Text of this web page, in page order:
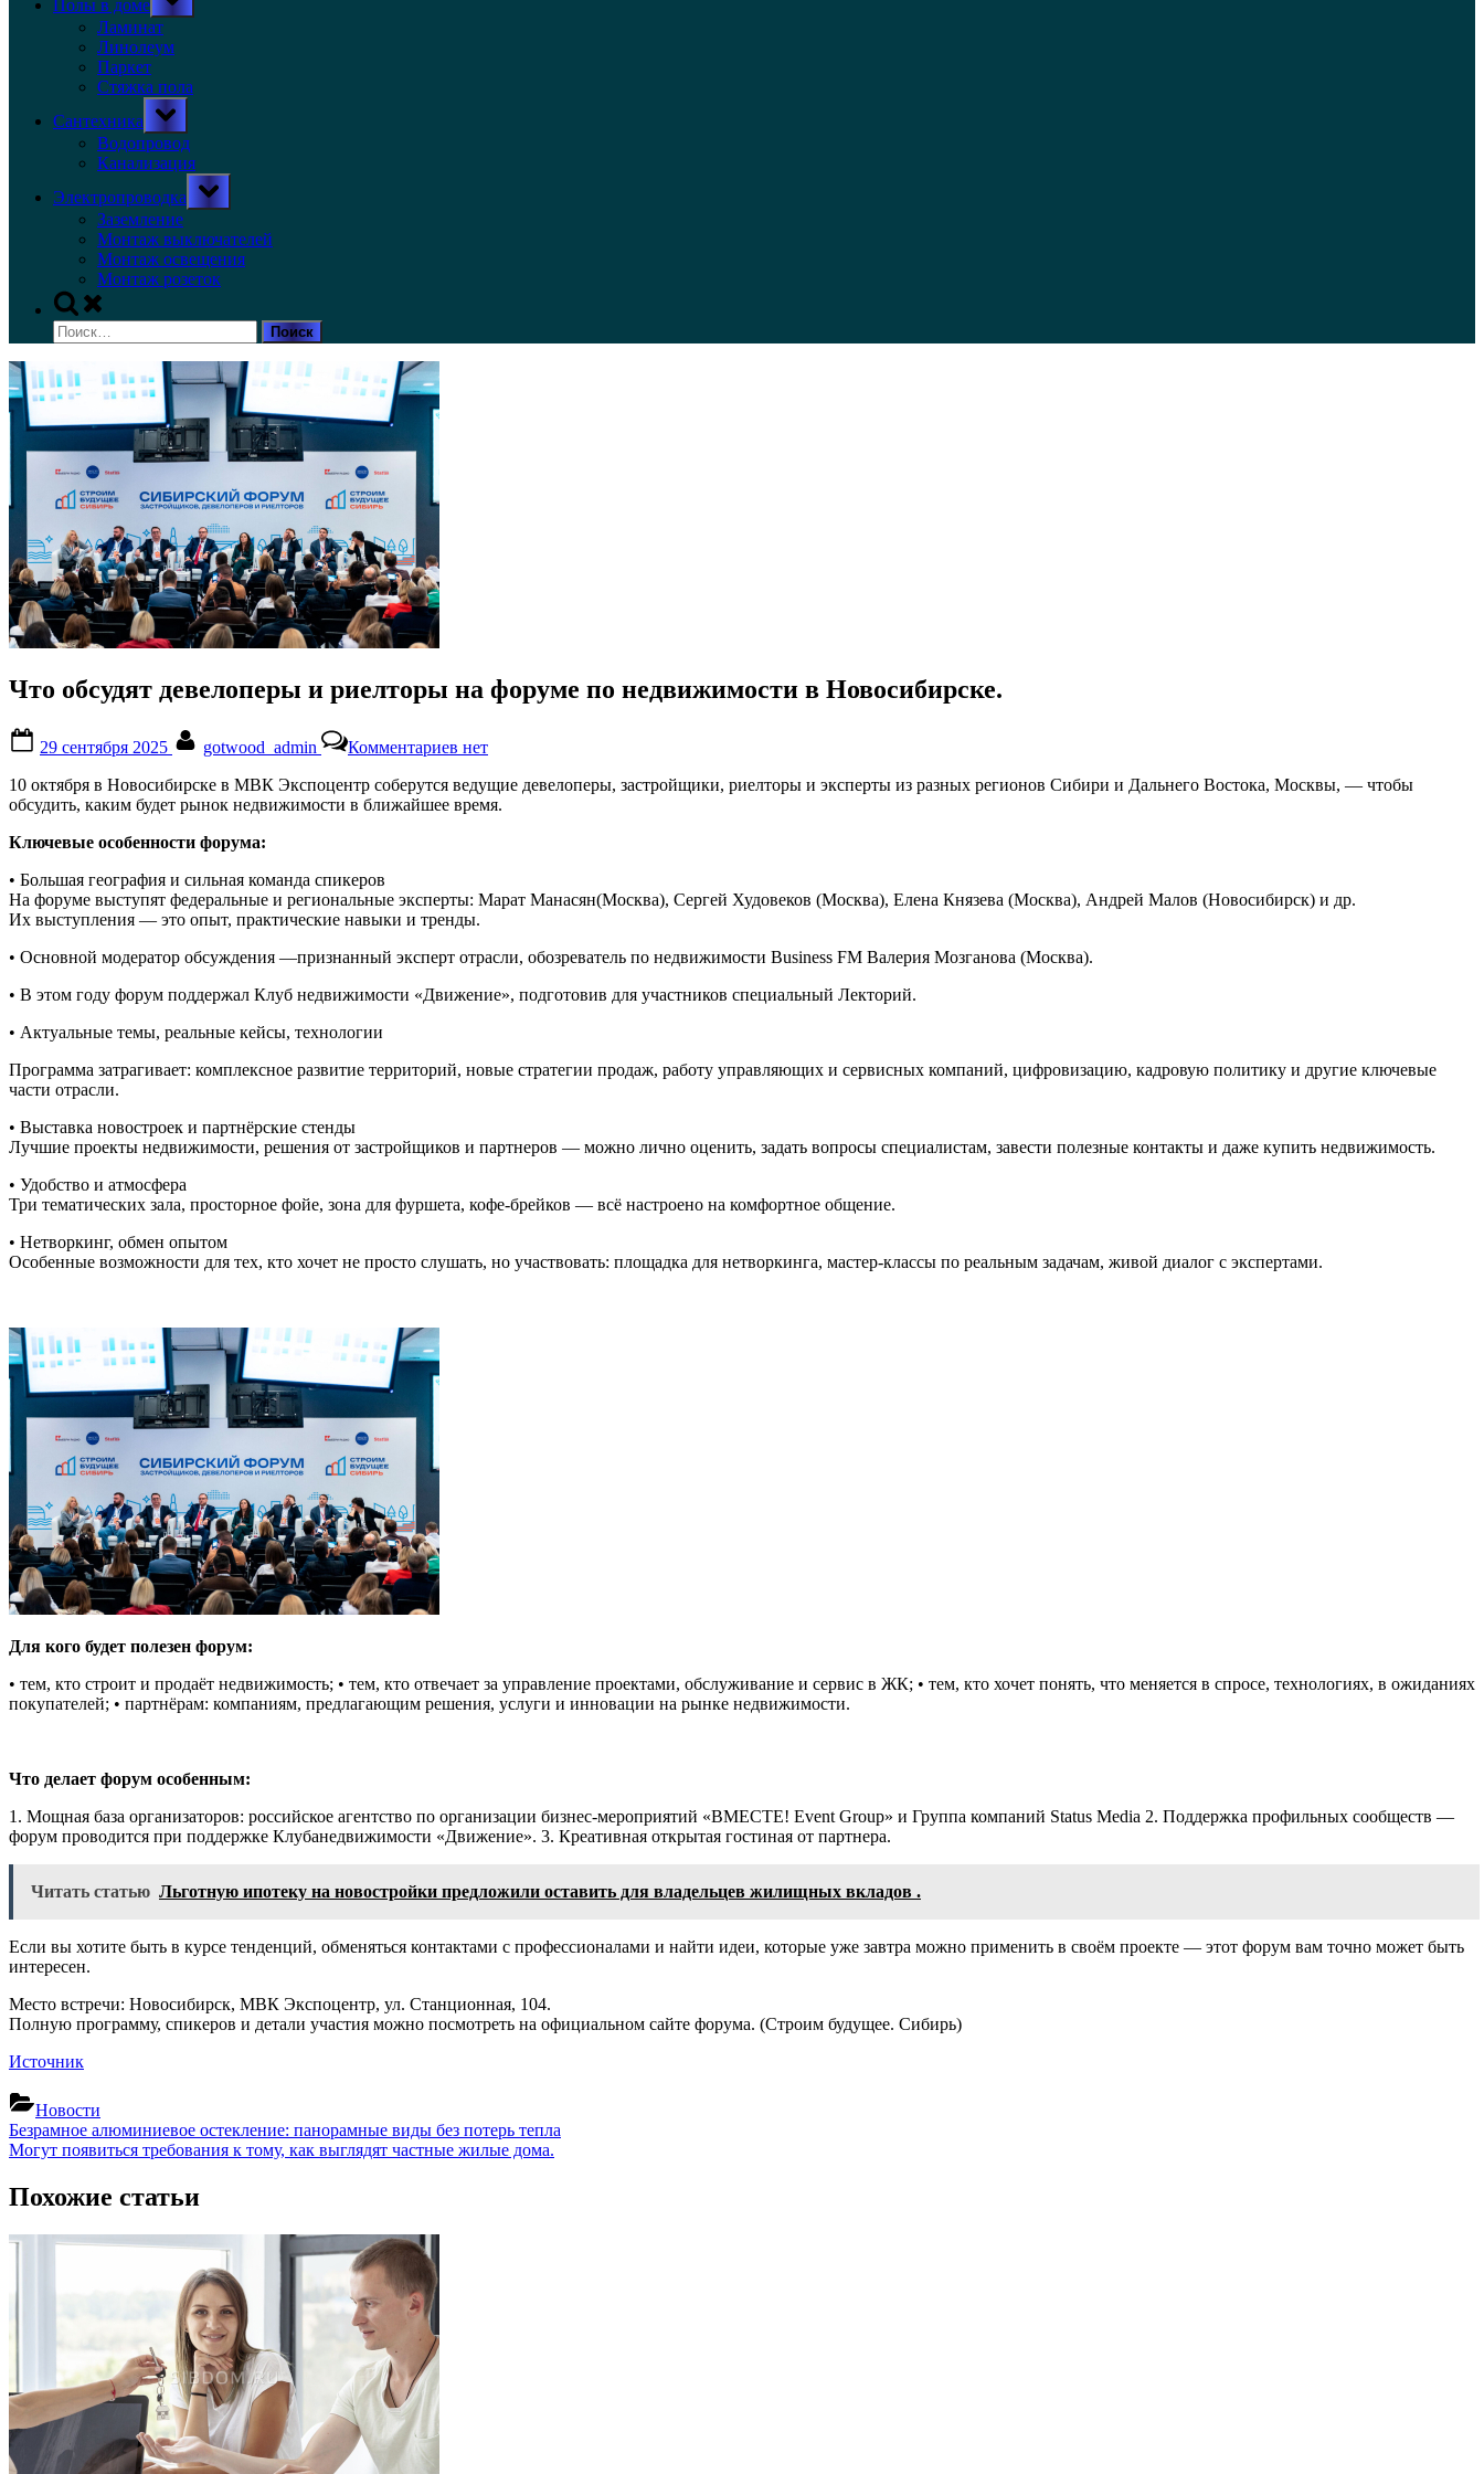
Полы в доме
sub-
menu
Ламинат
Линолеум
Паркет
Стяжка пола
Сантехника
Toggle
sub-
menu
Водопровод
Канализация
Электропроводка
Toggle
sub-
Заземление
Монтаж выключателей
Монтаж освещения
Монтаж розеток
Toggle
search
form
Найти:
Что обсудят девелоперы и риелторы на форуме по недвижимости в Новосибирске.
on
29 сентября 2025 gotwood_admin Комментариевзаписи
обсудят
девелоперы
форуме
по
недвижимости
в
нет
10 октября в Новосибирске в МВК Экспоцентр соберутся ведущие девелоперы, застройщики, риелторы и эксперты из разных регионов Сибири и Дальнего Востока, Москвы, — чтобы
обсудить, каким будет рынок недвижимости в ближайшее время.
Ключевые особенности форума:
• Большая география и сильная команда спикеров
На форуме выступят федеральные и региональные эксперты: Марат Манасян(Москва), Сергей Худовеков (Москва), Елена Князева (Москва), Андрей Малов (Новосибирск) и др.
Их выступления — это опыт, практические навыки и тренды.
• Основной модератор обсуждения —признанный эксперт отрасли, обозреватель по недвижимости Business FM Валерия Мозганова (Москва).
• В этом году форум поддержал Клуб недвижимости «Движение», подготовив для участников специальный Лекторий.
• Актуальные темы, реальные кейсы, технологии
Программа затрагивает: комплексное развитие территорий, новые стратегии продаж, работу управляющих и сервисных компаний, цифровизацию, кадровую политику и другие ключевые
части отрасли.
• Выставка новостроек и партнёрские стенды
Лучшие проекты недвижимости, решения от застройщиков и партнеров — можно лично оценить, задать вопросы специалистам, завести полезные контакты и даже купить недвижимость.
• Удобство и атмосфера
Три тематических зала, просторное фойе, зона для фуршета, кофе-брейков — всё настроено на комфортное общение.
• Нетворкинг, обмен опытом
Особенные возможности для тех, кто хочет не просто слушать, но участвовать: площадка для нетворкинга, мастер-классы по реальным задачам, живой диалог с экспертами.
Для кого будет полезен форум:
• тем, кто строит и продаёт недвижимость; • тем, кто отвечает за управление проектами, обслуживание и сервис в ЖК; • тем, кто хочет понять, что меняется в спросе, технологиях, в ожиданиях
покупателей; • партнёрам: компаниям, предлагающим решения, услуги и инновации на рынке недвижимости.
Что делает форум особенным:
1. Мощная база организаторов: российское агентство по организации бизнес-мероприятий «ВМЕСТЕ! Event Group» и Группа компаний Status Media 2. Поддержка профильных сообществ —
форум проводится при поддержке Клубанедвижимости «Движение». 3. Креативная открытая гостиная от партнера.
Читать статью Льготную ипотеку на новостройки предложили оставить для владельцев жилищных вкладов .
Если вы хотите быть в курсе тенденций, обменяться контактами с профессионалами и найти идеи, которые уже завтра можно применить в своём проекте — этот форум вам точно может быть
интересен.
Место встречи: Новосибирск, МВК Экспоцентр, ул. Станционная, 104.
Полную программу, спикеров и детали участия можно посмотреть на официальном сайте форума. (Строим будущее. Сибирь)
Источник
Новости
Навигация
по
записям
Previous
Post:
Безрамное алюминиевое остекление: панорамные виды без потерь тепла
Next
Могут появиться требования к тому, как выглядят частные жилые дома.
Похожие статьи